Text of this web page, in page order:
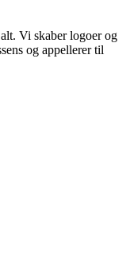
Vi skaber logoer og
og appellerer til